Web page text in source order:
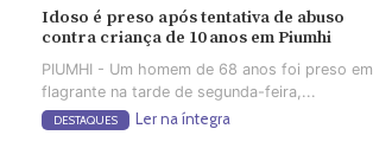
Idoso é preso após tentativa de abuso
contra criança de 10 anos em Piumhi
PIUMHI - Um homem de 68 anos foi preso em
flagrante na tarde de segunda-feira,...
DESTAQUES Ler na íntegra